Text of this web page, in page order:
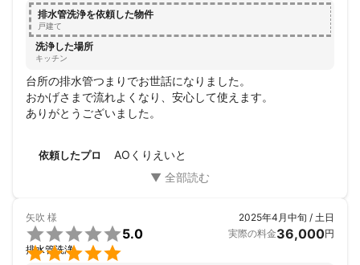
排水管洗浄を依頼した物件
戸建て
洗浄した場所
キッチン
台所の排水管つまりでお世話になりました。
おかげさまで流れよくなり、安心して使えます。
ありがとうございました。
依頼したプロ AOくりえいと
矢吹 様


5.0
排水管洗浄
2025年4月中旬 / 土日
実際の料金36,000円